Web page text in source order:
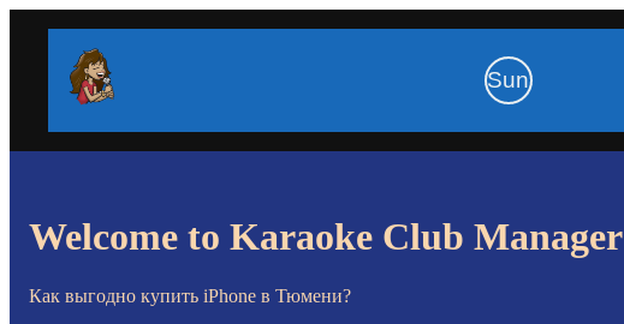
Sun
Welcome to Karaoke Club Manager
Как выгодно купить iPhone в Тюмени?